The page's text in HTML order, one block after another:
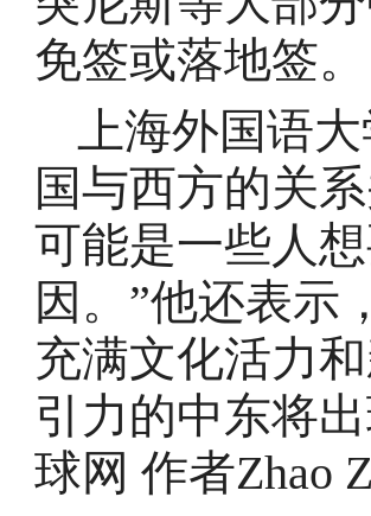
免签或落地签。
上海外国语
国与西方的关
可能是一些人
因。”他还表示
充满文化活力
引力的中东将
球网 作者Zhao